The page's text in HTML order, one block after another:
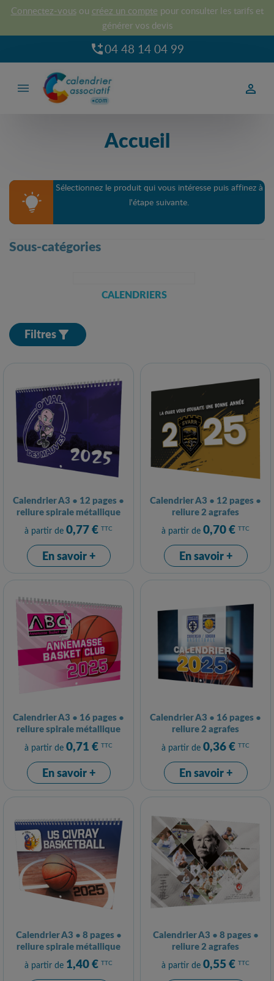
Connectez-vousou créez un compte pour consulter les tarifs et
générer vos devis
04 48 14 04 99
 
Accueil
Sélectionnez le produit qui vous intéresse puis affinez à
l'étape suivante.
Sous-catégories
CALENDRIERS
Filtres

Calendrier A3 ● 12 pages ●
reliure spirale métallique
à partir de 0,77 € TTC
En savoir +
Calendrier A3 ● 12 pages ●
reliure 2 agrafes
à partir de 0,70 € TTC
En savoir +
Calendrier A3 ● 16 pages ●
reliure spirale métallique
à partir de 0,71 € TTC
En savoir +
Calendrier A3 ● 16 pages ●
reliure 2 agrafes
à partir de 0,36 € TTC
En savoir +
Calendrier A3 ● 8 pages ●
reliure spirale métallique
à partir de 1,40 € TTC
Calendrier A3 ● 8 pages ●
reliure 2 agrafes
à partir de 0,55 € TTC